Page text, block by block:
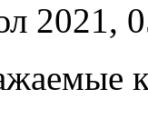
2021,